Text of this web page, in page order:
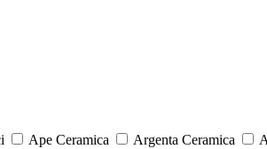
Ape Ceramica Argenta Ceramica